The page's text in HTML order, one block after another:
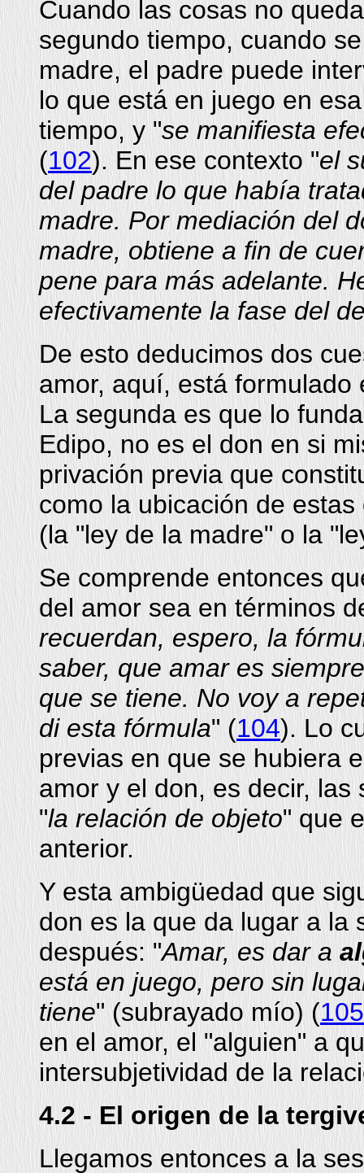
Cuando las cosas no
segundo tiempo, cuando
madre, el padre puede
lo que está en juego en
tiempo, y "se manifiesta
(102). En ese contexto "el
del padre lo que había
madre. Por mediación del
madre, obtiene a fin de
pene para más adelante.
efectivamente la fase del
De esto deducimos dos
amor, aquí, está formulado
La segunda es que lo
Edipo, no es el don en si
privación previa que
como la ubicación de
(la "ley de la madre" o la
Se comprende entonces
del amor sea en términos
recuerdan, espero, la
saber, que amar es
que se tiene. No voy a
di esta fórmula" (104). Lo
previas en que se hubiera
amor y el don, es decir,
"la relación de objeto" que
anterior.
Y esta ambigüedad que
don es la que da lugar a la
después: "Amar, es dar a
está en juego, pero sin
tiene" (subrayado mío) (105
en el amor, el "alguien" a
intersubjetividad de la
4.2 - El origen de la
Llegamos entonces a la